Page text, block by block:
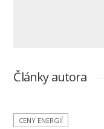
Články autora
CENY ENERGIÍ